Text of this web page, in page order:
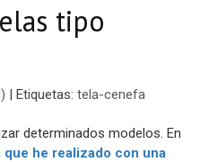
tipo
| Etiquetas: tela-cenefa
determinados modelos. En
que he realizado con una